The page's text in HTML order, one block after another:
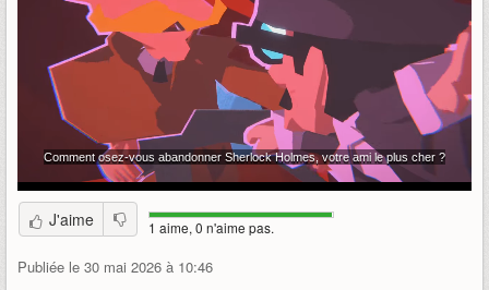
J'aime 1 aime, 0 n'aime pas.
Publiée le 30 mai 2026 à 10:46